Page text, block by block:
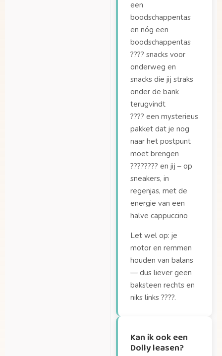
een
boodschappentas
en nóg een
boodschappentas
???? snacks voor
onderweg en
snacks die jij straks
onder de bank
terugvindt
???? een mysterieus
pakket dat je nog
naar het postpunt
moet brengen
????‍???? en jij – op
sneakers, in
regenjas, met de
energie van een
halve cappuccino
Let wel op: je
motor en remmen
houden van balans
— dus liever geen
baksteen rechts en
niks links ????.
Kan ik ook een
Dolly leasen?